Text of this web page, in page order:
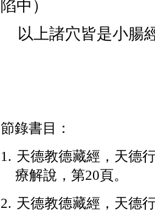
陷中）
以上諸穴皆是小腸
節錄書目：
1. 天德教德藏經，天德
療解說，第20頁。
2. 天德教德藏經，天德